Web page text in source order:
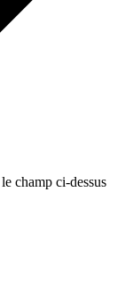
champ ci-dessus